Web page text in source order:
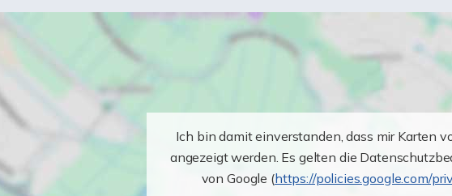
Ich bin damit einverstanden, dass mir Karten
angezeigt werden. Es gelten die
von Google (https://policies.google.com/